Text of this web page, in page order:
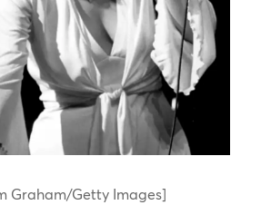
Graham/Getty Images]